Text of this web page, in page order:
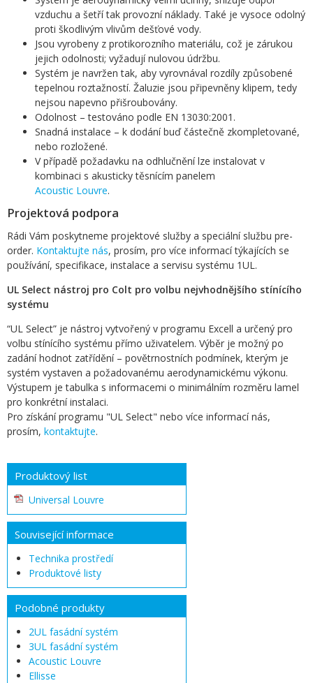
vzduchu a šetří tak provozní náklady. Také je vysoce odolný
proti škodlivým vlivům dešťové vody.
Jsou vyrobeny z protikorozního materiálu, což je zárukou
jejich odolnosti; vyžadují nulovou údržbu.
Systém je navržen tak, aby vyrovnával rozdíly způsobené
tepelnou roztažností. Žaluzie jsou připevněny klipem, tedy
nejsou napevno přišroubovány.
Odolnost – testováno podle EN 13030:2001.
Snadná instalace – k dodání buď částečně zkompletované,
nebo rozložené.
V případě požadavku na odhlučnění lze instalovat v
kombinaci s akusticky těsnícím panelem
Acoustic Louvre.
Projektová podpora
Rádi Vám poskytneme projektové služby a speciální službu pre-
order. Kontaktujte nás, prosím, pro více informací týkajících se
používání, specifikace, instalace a servisu systému 1UL.
UL Select nástroj pro Colt pro volbu nejvhodnějšího stínícího
systému
“UL Select” je nástroj vytvořený v programu Excell a určený pro
volbu stínícího systému přímo uživatelem. Výběr je možný po
zadání hodnot zatřídění – povětrnostních podmínek, kterým je
systém vystaven a požadovanému aerodynamickému výkonu.
Výstupem je tabulka s informacemi o minimálním rozměru lamel
pro konkrétní instalaci.
Pro získání programu "UL Select" nebo více informací nás,
prosím, kontaktujte.
Produktový list
Universal Louvre
Související informace
Technika prostředí
Produktové listy
Podobné produkty
2UL fasádní systém
3UL fasádní systém
Acoustic Louvre
Ellisse